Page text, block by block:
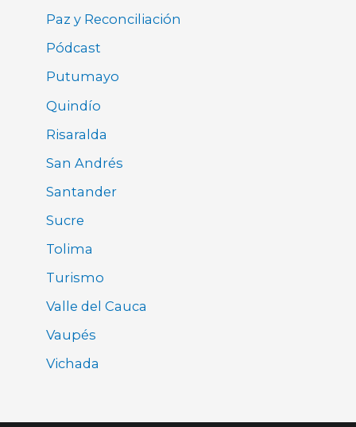
Paz y Reconciliación
Pódcast
Putumayo
Quindío
Risaralda
San Andrés
Santander
Sucre
Tolima
Turismo
Valle del Cauca
Vaupés
Vichada